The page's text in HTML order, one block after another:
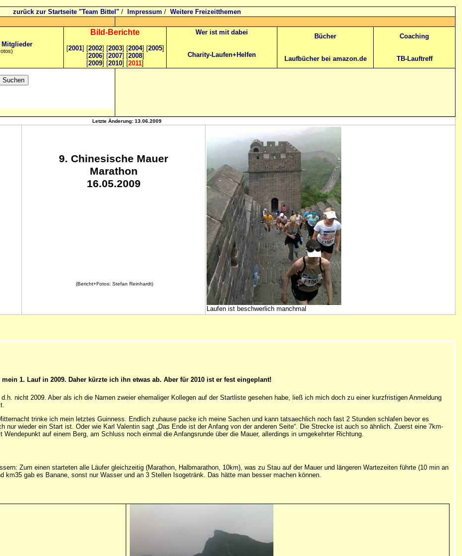
zurück zur Startseite "Team Bittel"/ Impressum / Weitere Freizeitthemen
Mitglieder
Bild-Berichte
[2001] [2002] [2003] [2004] [2005]
[2006] [2007] [2008]
[2009] [2010] [2011]
Wer ist mit dabei
Charity-Laufen+Helfen
Bücher
Laufbücher bei amazon.de
Coaching
TB-Lauftreff
Letzte Änderung: 13.06.2009
9. Chinesische Mauer
Marathon
16.05.2009
(Bericht+Fotos: Stefan Reinhardt)
Laufen ist beschwerlich manchmal
1. Lauf in 2009. Daher kürzte ich ihn etwas ab. Aber für 2010 ist er fest eingeplant!
nicht 2009. Aber als ich die Namen zweier ehemaliger Kollegen auf der Startliste gesehen habe, ließ ich mich doch zu einer kurzfristigen Anmeldung
trinke ich mein letztes Guinness. Endlich zuhause packe ich meine Sachen und kann tatsaechlich noch fast 2 Stunden schlafen bevor es
nur wieder ein Start ist. Oder wie Karl Valentin sagt „Das Ende ist der Anfang von der anderen Seite“. Die Strecke ist auch so ähnlich. Zuerst eine 7km-
auf einem Berg, am Schluss noch einmal die Anfangsrunde über die Mauer, allerdings in umgekehrter Richtung.
Zum einen starteten alle Läufer gleichzeitig (Marathon, Halbmarathon, 10km), was zu Stau auf der Mauer und längeren Wartezeiten führte (10 min an
km35 gab es Banane, sonst nur Wasser und an 3 Stellen Isogetränk. Das hätte man besser machen können.